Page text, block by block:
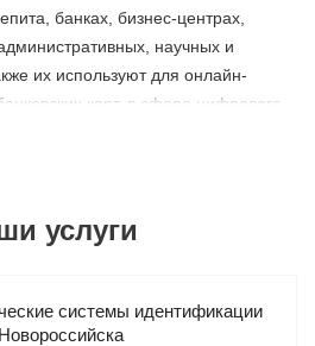
банках, бизнес-центрах,
научных и
их используют для онлайн-
карт, в сфере цифрового
криминалистики и многих
для юридических лиц
функционалом и гарантией от
услуги
системы идентификации